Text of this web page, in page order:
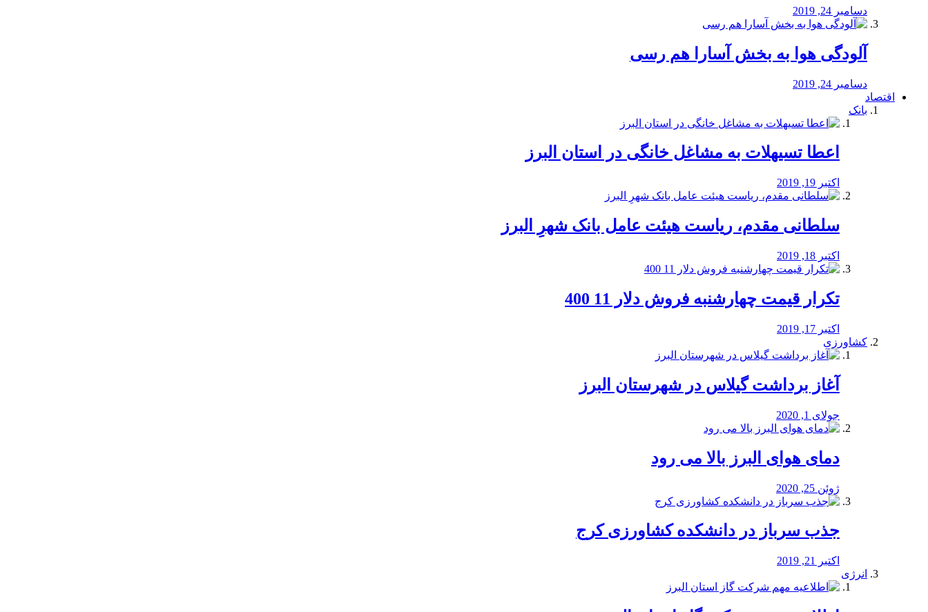
دسامبر 24, 2019
آلودگی هوا به بخش آسارا هم رسی
دسامبر 24, 2019
اقتصاد
بانک
️اعطا تسیهلات به مشاغل خانگی در استان البرز
اکتبر 19, 2019
سلطانی مقدم، ریاست هیئت عامل بانک شهرِ البرز
اکتبر 18, 2019
تکرار قیمت چهارشنبه فروش دلار 11 400
اکتبر 17, 2019
کشاورزی
آغاز برداشت گیلاس در شهرستان البرز
جولای 1, 2020
دمای هوای البرز بالا می رود
ژوئن 25, 2020
جذب سرباز در دانشکده کشاورزی کرج
اکتبر 21, 2019
انرژی